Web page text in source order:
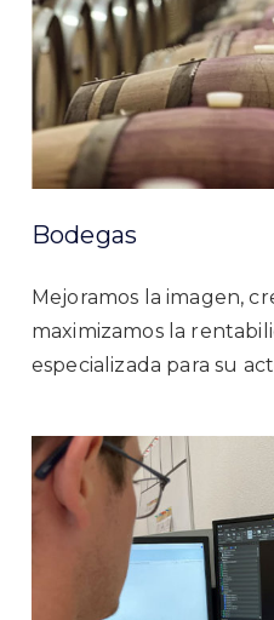
Bodegas
Mejoramos la imagen,
maximizamos la
especializada para su